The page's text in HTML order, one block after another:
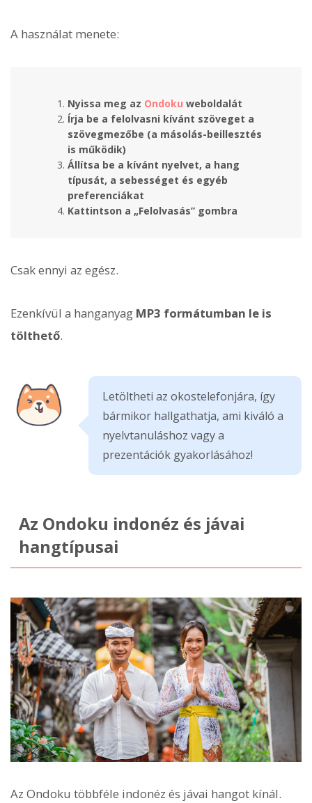
A használat menete:
Nyissa meg az Ondoku weboldalát
Írja be a felolvasni kívánt szöveget a
szövegmezőbe (a másolás-beillesztés
is működik)
Állítsa be a kívánt nyelvet, a hang
típusát, a sebességet és egyéb
preferenciákat
Kattintson a „Felolvasás” gombra
Csak ennyi az egész.
Ezenkívül a hanganyag MP3 formátumban le is
tölthető.
Letöltheti az okostelefonjára, így
bármikor hallgathatja, ami kiváló a
nyelvtanuláshoz vagy a
prezentációk gyakorlásához!
Az Ondoku indonéz és jávai
hangtípusai
Az Ondoku többféle indonéz és jávai hangot kínál.